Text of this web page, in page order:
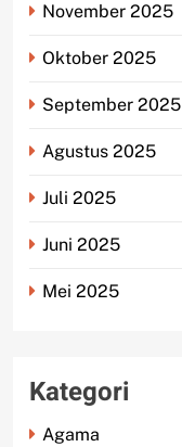
November 2025
Oktober 2025
September 2025
Agustus 2025
Juli 2025
Juni 2025
Mei 2025
Kategori
Agama